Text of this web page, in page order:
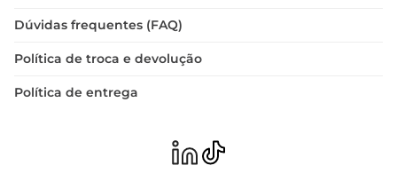
Dúvidas frequentes (FAQ)
Política de troca e devolução
Política de entrega